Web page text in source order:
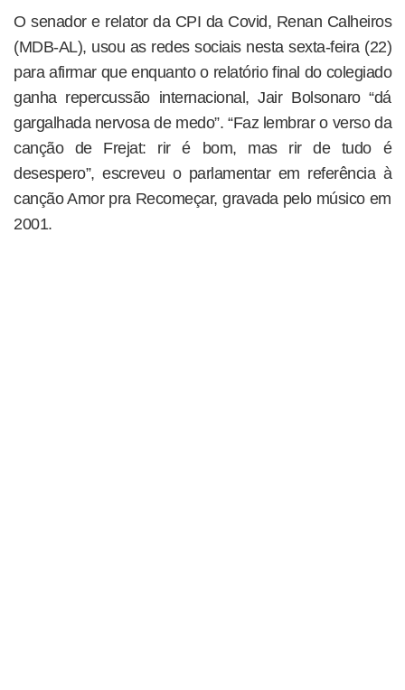
O senador e relator da CPI da Covid, Renan Calheiros
(MDB-AL), usou as redes sociais nesta sexta-feira (22)
para afirmar que enquanto o relatório final do colegiado
ganha repercussão internacional, Jair Bolsonaro “dá
gargalhada nervosa de medo”. “Faz lembrar o verso da
canção de Frejat: rir é bom, mas rir de tudo é
desespero”, escreveu o parlamentar em referência à
canção Amor pra Recomeçar, gravada pelo músico em
2001.